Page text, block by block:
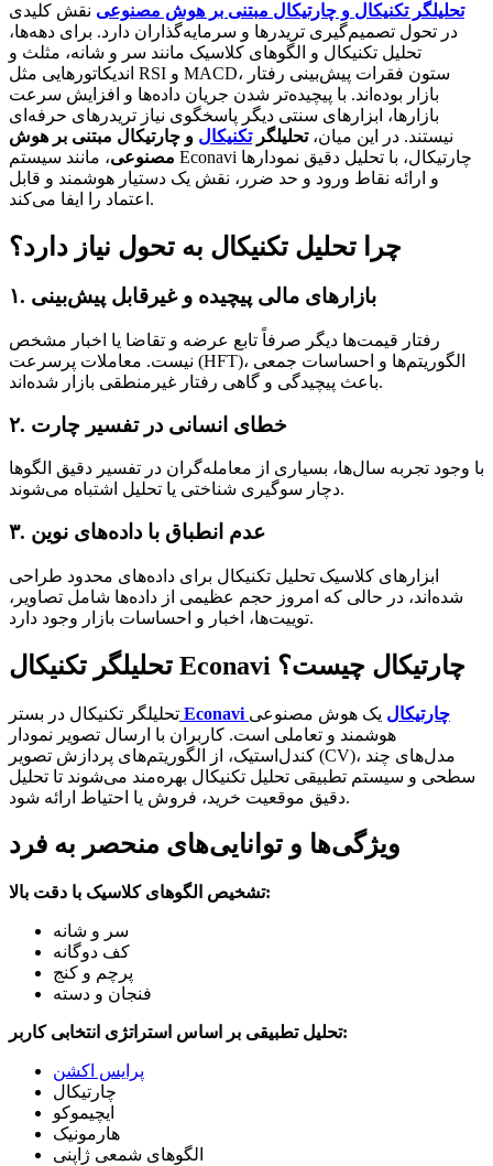
تحلیلگر تکنیکال و چارتیکال مبتنی بر هوش مصنوعی نقش کلیدی
در تحول تصمیم‌گیری تریدرها و سرمایه‌گذاران دارد. برای دهه‌ها،
تحلیل تکنیکال و الگوهای کلاسیک مانند سر و شانه، مثلث و
اندیکاتورهایی مثل RSI و MACD، ستون فقرات پیش‌بینی رفتار
بازار بوده‌اند. با پیچیده‌تر شدن جریان داده‌ها و افزایش سرعت
بازارها، ابزارهای سنتی دیگر پاسخگوی نیاز تریدرهای حرفه‌ای
نیستند. در این میان،تحلیلگرتکنیکال و چارتیکال مبتنی بر هوش
مصنوعی، مانند سیستم Econavi چارتیکال، با تحلیل دقیق نمودارها
و ارائه نقاط ورود و حد ضرر، نقش یک دستیار هوشمند و قابل
اعتماد را ایفا می‌کند.
چرا تحلیل تکنیکال به تحول نیاز دارد؟
۱. بازارهای مالی پیچیده و غیرقابل پیش‌بینی
رفتار قیمت‌ها دیگر صرفاً تابع عرضه و تقاضا یا اخبار مشخص
نیست. معاملات پرسرعت (HFT)، الگوریتم‌ها و احساسات جمعی
باعث پیچیدگی و گاهی رفتار غیرمنطقی بازار شده‌اند.
۲. خطای انسانی در تفسیر چارت
با وجود تجربه سال‌ها، بسیاری از معامله‌گران در تفسیر دقیق الگوها
دچار سوگیری شناختی یا تحلیل اشتباه می‌شوند.
۳. عدم انطباق با داده‌های نوین
ابزارهای کلاسیک تحلیل تکنیکال برای داده‌های محدود طراحی
شده‌اند، در حالی که امروز حجم عظیمی از داده‌ها شامل تصاویر،
توییت‌ها، اخبار و احساسات بازار وجود دارد.
تحلیلگر تکنیکال Econavi چارتیکال چیست؟
تحلیلگر تکنیکال در بستر Econavi چارتیکال یک هوش مصنوعی
هوشمند و تعاملی است. کاربران با ارسال تصویر نمودار
کندل‌استیک، از الگوریتم‌های پردازش تصویر (CV)، مدل‌های چند
سطحی و سیستم تطبیقی تحلیل تکنیکال بهره‌مند می‌شوند تا تحلیل
دقیق موقعیت خرید، فروش یا احتیاط ارائه شود.
ویژگی‌ها و توانایی‌های منحصر به فرد
تشخیص الگوهای کلاسیک با دقت بالا:
سر و شانه
کف دوگانه
پرچم و کنج
فنجان و دسته
تحلیل تطبیقی بر اساس استراتژی انتخابی کاربر:
پرایس اکشن
چارتیکال
ایچیموکو
هارمونیک
الگوهای شمعی ژاپنی